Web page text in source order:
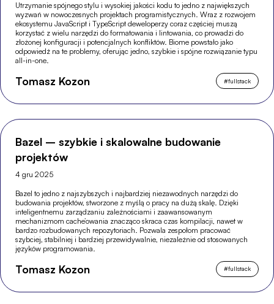
Utrzymanie spójnego stylu i wysokiej jakości kodu to jedno z największych
wyzwań w nowoczesnych projektach programistycznych. Wraz z rozwojem
ekosystemu JavaScript i TypeScript deweloperzy coraz częściej muszą
korzystać z wielu narzędzi do formatowania i lintowania, co prowadzi do
złożonej konfiguracji i potencjalnych konfliktów. Biome powstało jako
odpowiedź na te problemy, oferując jedno, szybkie i spójne rozwiązanie typu
all-in-one.
Tomasz Kozon #fullstack
Bazel – szybkie i skalowalne budowanie
projektów
4 gru 2025
Bazel to jedno z najszybszych i najbardziej niezawodnych narzędzi do
budowania projektów, stworzone z myślą o pracy na dużą skalę. Dzięki
inteligentnemu zarządzaniu zależnościami i zaawansowanym
mechanizmom cache’owania znacząco skraca czas kompilacji, nawet w
bardzo rozbudowanych repozytoriach. Pozwala zespołom pracować
szybciej, stabilniej i bardziej przewidywalnie, niezależnie od stosowanych
języków programowania.
Tomasz Kozon #fullstack